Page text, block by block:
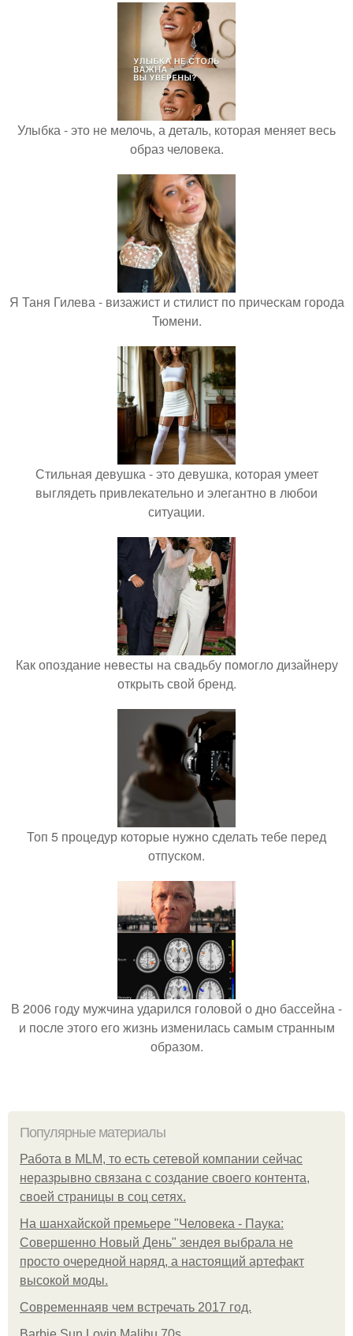
Улыбка - это не мелочь, а деталь, которая меняет весь
образ человека.
Я Таня Гилева - визажист и стилист по прическам города
Тюмени.
Стильная девушка - это девушка, которая умеет
выглядеть привлекательно и элегантно в любои
ситуации.
Как опоздание невесты на свадьбу помогло дизайнеру
открыть свой бренд.
Топ 5 процедур которые нужно сделать тебе перед
отпуском.
В 2006 году мужчина ударился головой о дно бассейна -
и после этого его жизнь изменилась самым странным
образом.
Популярные материалы
Работа в MLM, то есть сетевой компании сейчас
неразрывно связана с создание своего контента,
своей страницы в соц сетях.
На шанхайской премьере "Человека - Паука:
Совершенно Новый День" зендея выбрала не
просто очередной наряд, а настоящий артефакт
высокой моды.
Современнаяв чем встречать 2017 год.